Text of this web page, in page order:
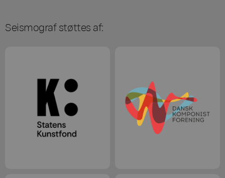
Seismograf støttes af: